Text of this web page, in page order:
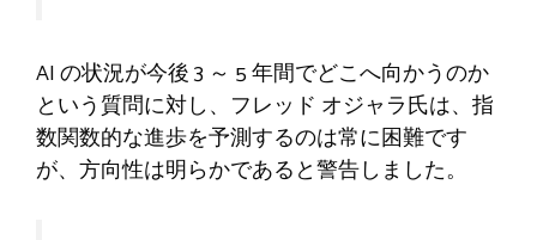
AI の状況が今後 3 ～ 5 年間でどこへ向かうのか
という質問に対し、フレッド オジャラ氏は、指
数関数的な進歩を予測するのは常に困難です
が、方向性は明らかであると警告しました。